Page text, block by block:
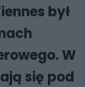
był
W
się pod